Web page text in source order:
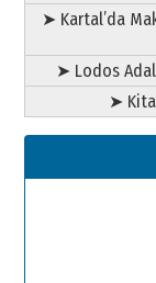
➤ Kartal’da
➤ Lodos
➤